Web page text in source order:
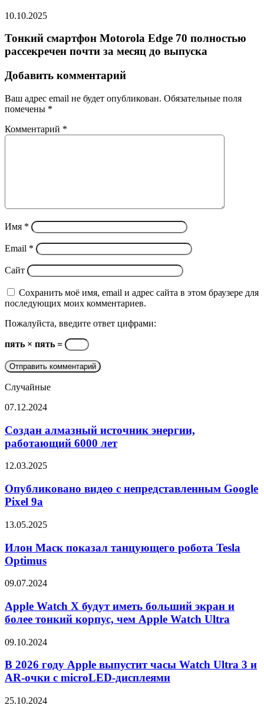
10.10.2025
Тонкий смартфон Motorola Edge 70 полностью
рассекречен почти за месяц до выпуска
Добавить комментарий
Ваш адрес email не будет опубликован. Обязательные поля
помечены *
Комментарий *
Имя *
Email *
Сайт
Сохранить моё имя, email и адрес сайта в этом браузере для
последующих моих комментариев.
Пожалуйста, введите ответ цифрами:
пять × пять =
Случайные
Создан
источник
энергии,
работающий
лет
07.12.2024
Создан алмазный источник энергии,
работающий 6000 лет
Опубликовано
с
непредставленным
Google
9a
12.03.2025
Опубликовано видео с непредставленным Google
Pixel 9a
Илон
показал
танцующего
робота
Optimus
13.05.2025
Илон Маск показал танцующего робота Tesla
Optimus
Apple
X
будут
иметь
экран
более
тонкий
чем
09.07.2024
Apple Watch X будут иметь больший экран и
более тонкий корпус, чем Apple Watch Ultra
В
году
Apple
выпустит
Watch
09.10.2024
В 2026 году Apple выпустит часы Watch Ultra 3 и
AR-очки с microLED-дисплеями
Представлены
25.10.2024